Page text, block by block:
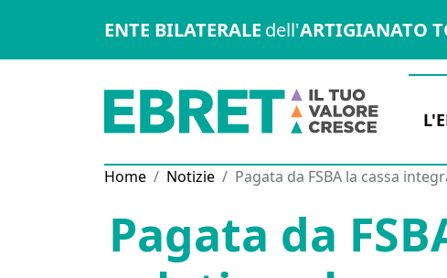
ENTE BILATERALE dell'ARTIGIANATO
Home Notizie Pagata da FSBA la cassa
Pagata da